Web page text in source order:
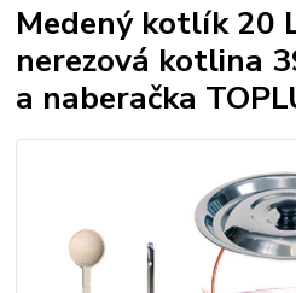
Medený kotlík 20
nerezová kotlina
a naberačka